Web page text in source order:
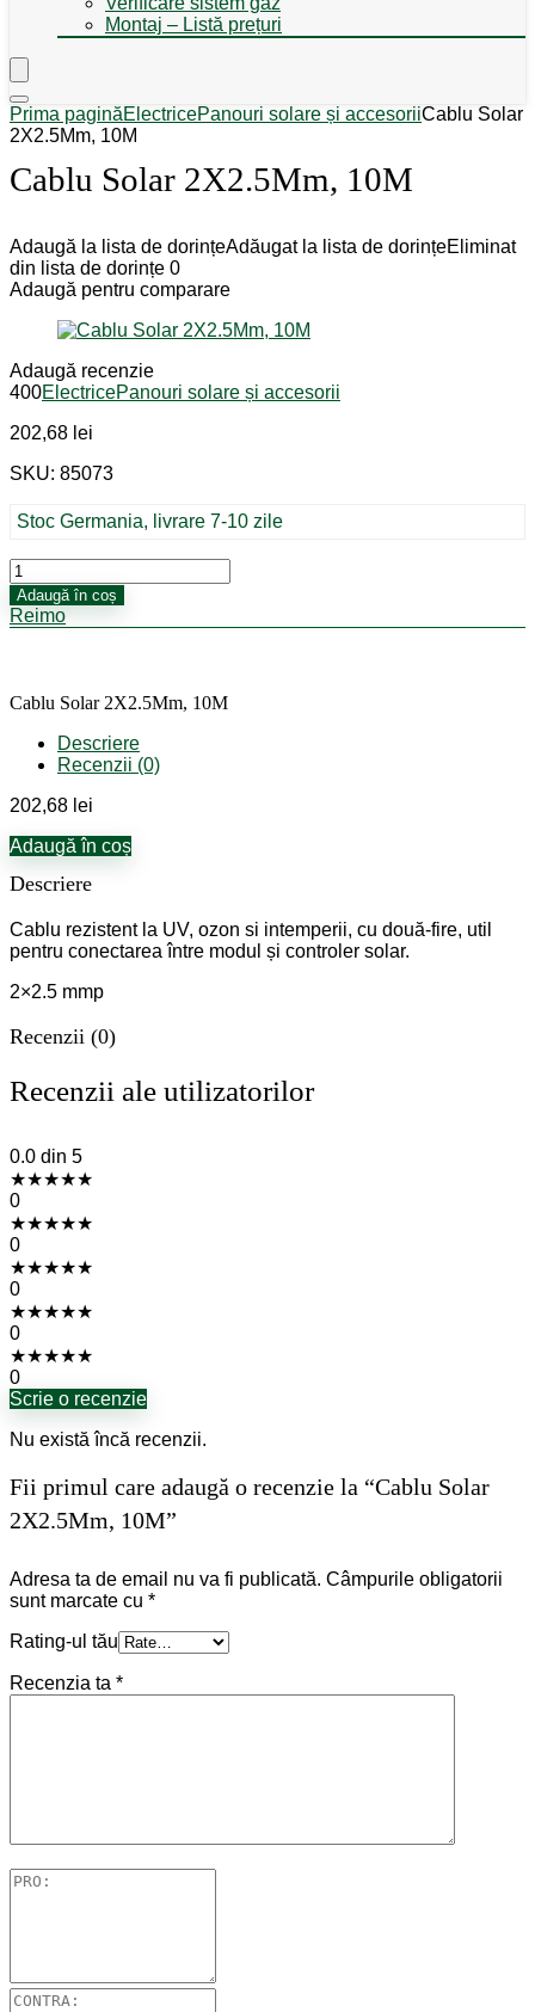
Montaj – Listă prețuri
Prima paginăElectricePanouri solare și accesoriiCablu Solar
2X2.5Mm, 10M
Cablu Solar 2X2.5Mm, 10M
Adaugă la lista de dorințeAdăugat la lista de dorințeEliminat
din lista de dorințe 0
Adaugă pentru comparare
Adaugă recenzie
400ElectricePanouri solare și accesorii
202,68 lei
SKU: 85073
Stoc Germania, livrare 7-10 zile
Cantitate
Cablu
Solar
2X2.5Mm,
Adaugă în coș
Reimo
Cablu Solar 2X2.5Mm, 10M
Descriere
Recenzii (0)
202,68 lei
Adaugă în coș
Descriere
Cablu rezistent la UV, ozon si intemperii, cu două-fire, util
pentru conectarea între modul și controler solar.
2×2.5 mmp
Recenzii (0)
Recenzii ale utilizatorilor
0.0 din 5
★★★★★
0
★★★★★
0
★★★★★
0
★★★★★
0
★★★★★
0
Scrie o recenzie
Nu există încă recenzii.
Fii primul care adaugă o recenzie la “Cablu Solar
2X2.5Mm, 10M”
Adresa ta de email nu va fi publicată. Câmpurile obligatorii
sunt marcate cu *
Rating-ul tău
Recenzia ta *